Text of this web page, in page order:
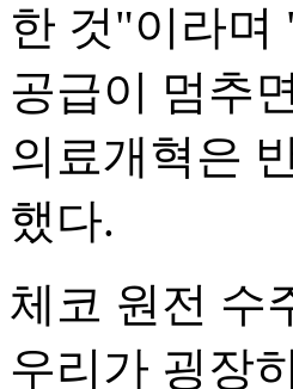
한 것"이라며
공급이 멈추
의료개혁은
했다.
체코 원전 수
우리가 굉장